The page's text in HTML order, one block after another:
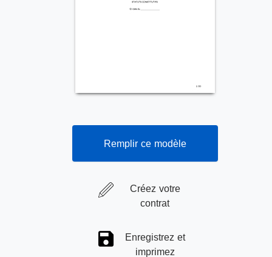
Créez votre
contrat
Enregistrez et
imprimez
Remplir ce modèle